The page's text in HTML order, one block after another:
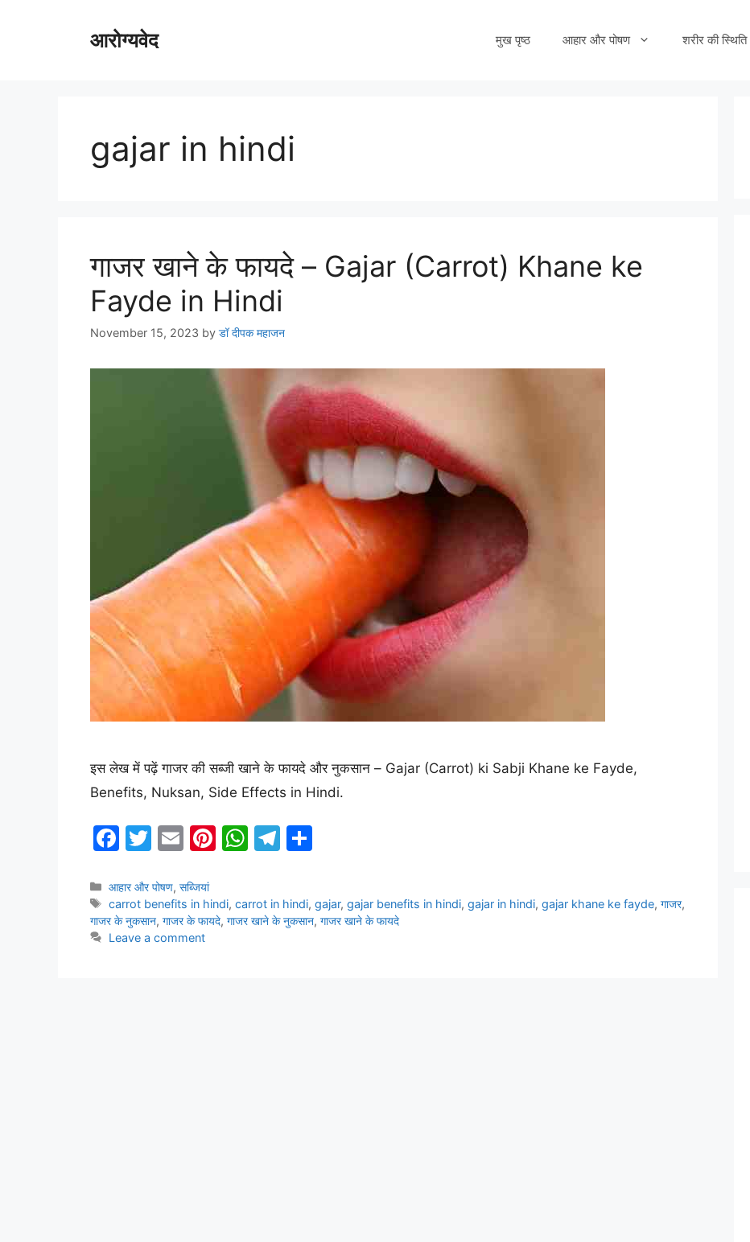
आरोग्यवेद मुख पृष्ठ आहार और पोषण शरीर की
gajar in hindi
गाजर खाने के फायदे – Gajar (Carrot) Khane ke
Fayde in Hindi
November 15, 2023 by डॉ दीपक महाजन
इस लेख में पढ़ें गाजर की सब्जी खाने के फायदे और नुकसान – Gajar (Carrot) ki Sabji Khane ke Fayde,
Benefits, Nuksan, Side Effects in Hindi.
F
c
e
b
T
itt
er
E
ai
l
Pi
e
W
s
T
gr e
Categories
आहार और पोषण,सब्जियां
Tags
carrot benefits in hindi,carrot in hindi,gajar,gajar benefits in hindi,gajar in hindi,gajar khane ke fayde,गाजर,
गाजर के नुकसान, गाजर के फायदे, गाजर खाने के नुकसान, गाजर खाने के फायदे
Leave a comment